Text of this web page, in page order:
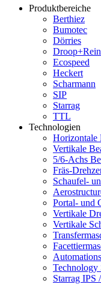
Produktbereiche
Berthiez
Bumotec
Dörries
Droop+Rein
Ecospeed
Heckert
Scharmann
SIP
Starrag
TTL
Technologien
Horizontale
Vertikale
5/6-Achs
Fräs-
Schaufel-
Portal- und
Vertikale
Vertikale
Technology
Starrag IPS